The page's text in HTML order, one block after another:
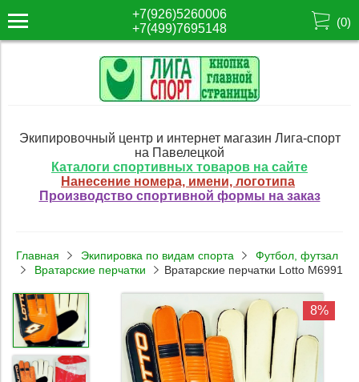
+7(926)5260006
+7(499)7695148
(0)
Экипировочный центр и интернет магазин Лига-спорт
на Павелецкой
Каталоги спортивных товаров на сайте
Нанесение номера, имени, логотипа
Производство спортивной формы на заказ
Главная Экипировка по видам спорта
Футбол, футзал
Вратарские перчатки
Вратарские перчатки Lotto M6991
8%